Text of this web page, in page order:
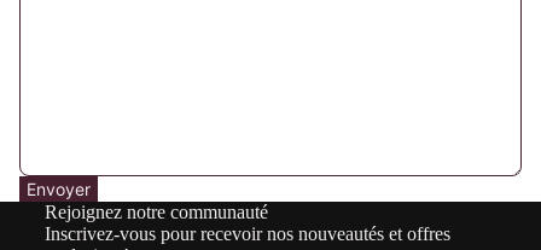
Envoyer
Rejoignez notre communauté
Inscrivez-vous pour recevoir nos nouveautés et offres